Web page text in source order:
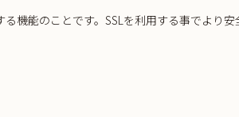
機能のことです。SSLを利用する事でより